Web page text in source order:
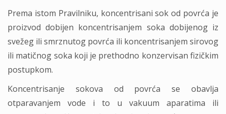
Prema istom Pravilniku, koncentrisani sok od povrća je
proizvod dobijen koncentrisanjem soka dobijenog iz
svežeg ili smrznutog povrća ili koncentrisanjem sirovog
ili matičnog soka koji je prethodno konzervisan fizičkim
postupkom.
Koncentrisanje sokova od povrća se obavlja
otparavanjem vode i to u vakuum aparatima ili